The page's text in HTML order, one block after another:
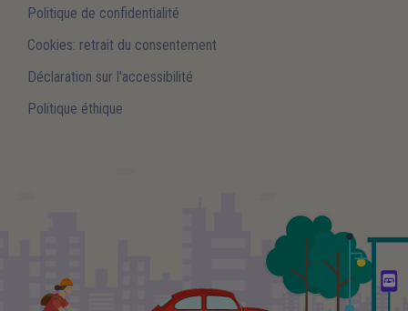
Politique de confidentialité
Cookies: retrait du consentement
Déclaration sur l'accessibilité
Politique éthique